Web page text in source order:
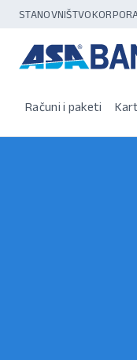
STANOVNIŠTVO
Računi i paketi